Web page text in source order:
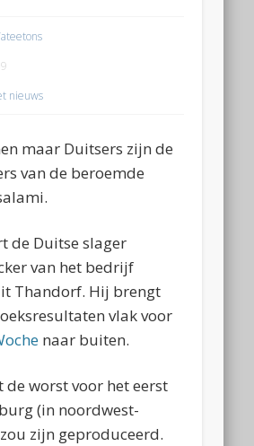
nieuws
maar Duitsers zijn de
van de beroemde
de Duitse slager
van het bedrijf
Thandorf. Hij brengt
vlak voor
naar buiten.
de worst voor het eerst
(in noordwest-
zijn geproduceerd.